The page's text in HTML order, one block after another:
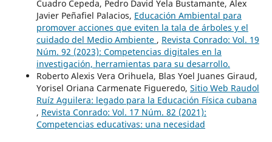
Cuadro Cepeda, Pedro David Yela Bustamante, Alex
Javier Peñafiel Palacios, Educación Ambiental para
promover acciones que eviten la tala de árboles y el
cuidado del Medio Ambiente , Revista Conrado: Vol. 19
Núm. 92 (2023): Competencias digitales en la
investigación, herramientas para su desarrollo.
Roberto Alexis Vera Orihuela, Blas Yoel Juanes Giraud,
Yorisel Oriana Carmenate Figueredo, Sitio Web Raudol
Ruíz Aguilera: legado para la Educación Física cubana
, Revista Conrado: Vol. 17 Núm. 82 (2021):
Competencias educativas: una necesidad